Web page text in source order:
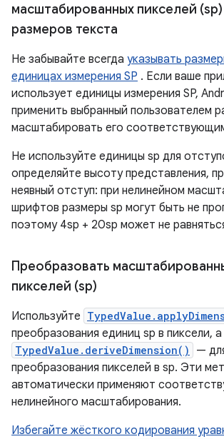
масштабированных пикселей
размеров текста
Не забывайте всегда указывать
единицах измерения SP . Если ваше
использует единицы измерения SP,
применить выбранный пользователем
масштабировать его
Не используйте единицы sp для
определяйте высоту представления,
неявный отступ: при нелинейном
шрифтов размеры sp могут быть не
поэтому 4sp + 20sp может не
Преобразовать
пикселей (sp)
Используйте
преобразования единиц sp в пиксели,
TypedValue.deriveDimension()
—
преобразования пикселей в sp. Эти
автоматически применяют
нелинейного масштабирования.
Избегайте жёсткого кодирования